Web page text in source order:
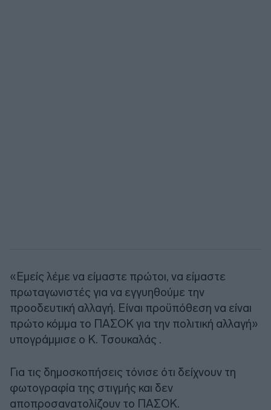
«Εμείς λέμε να είμαστε πρώτοι, να είμαστε
πρωταγωνιστές για να εγγυηθούμε την
προοδευτική αλλαγή. Είναι προϋπόθεση να είναι
πρώτο κόμμα το ΠΑΣΟΚ για την πολιτική αλλαγή»
υπογράμμισε ο Κ. Τσουκαλάς .
Για τις δημοσκοπήσεις τόνισε ότι δείχνουν τη
φωτογραφία της στιγμής και δεν
αποπροσανατολίζουν το ΠΑΣΟΚ.